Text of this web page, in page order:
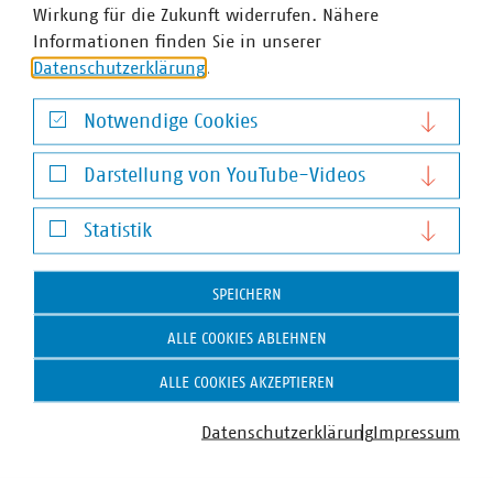
Dr. Jürgen Kruse
Stv. Geschäftsführer
Wirkung für die Zukunft widerrufen. Nähere
Informationen finden Sie in unserer
Datenschutzerklärung
Notwendige Cookies
Notwendige Cookies
Darstellung von YouTube-Videos
Darstellung von YouTube-Videos
Statistik
Statistik
SPEICHERN
ALLE COOKIES ABLEHNEN
ALLE COOKIES AKZEPTIEREN
DatenschutzerklärungImpressum